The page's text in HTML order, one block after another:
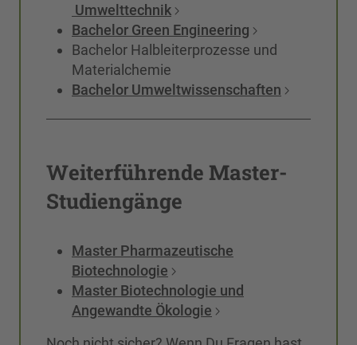
Umwelttechnik
Bachelor Green Engineering
Bachelor Halbleiterprozesse und
Materialchemie
Bachelor Umweltwissenschaften
Weiterführende Master-
Studiengänge
Master Pharmazeutische
Biotechnologie
Master Biotechnologie und
Angewandte Ökologie